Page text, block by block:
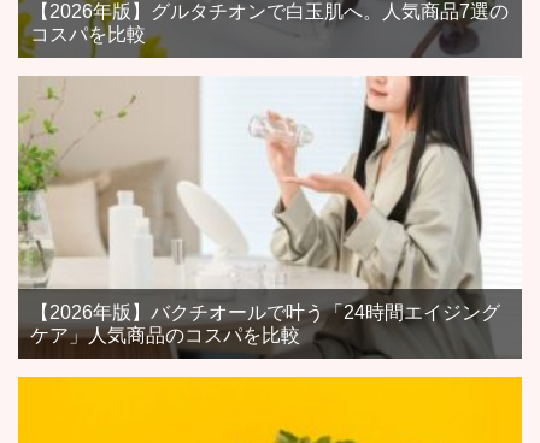
【2026年版】グルタチオンで白玉肌へ。人気商品7選の
コスパを比較
【2026年版】バクチオールで叶う「24時間エイジング
ケア」人気商品のコスパを比較